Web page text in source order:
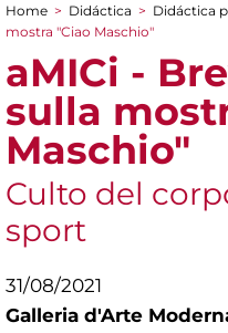
You are here
Home > Didáctica > Didáctica
mostra "Ciao Maschio"
aMICi -
sulla
Maschio"
Culto del
sport
31/08/2021
Galleria d'Arte